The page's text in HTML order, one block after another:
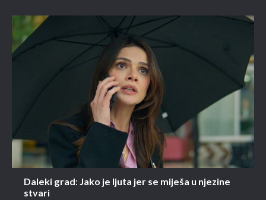
Daleki grad: Jako je ljuta jer se miješa u njezine
stvari